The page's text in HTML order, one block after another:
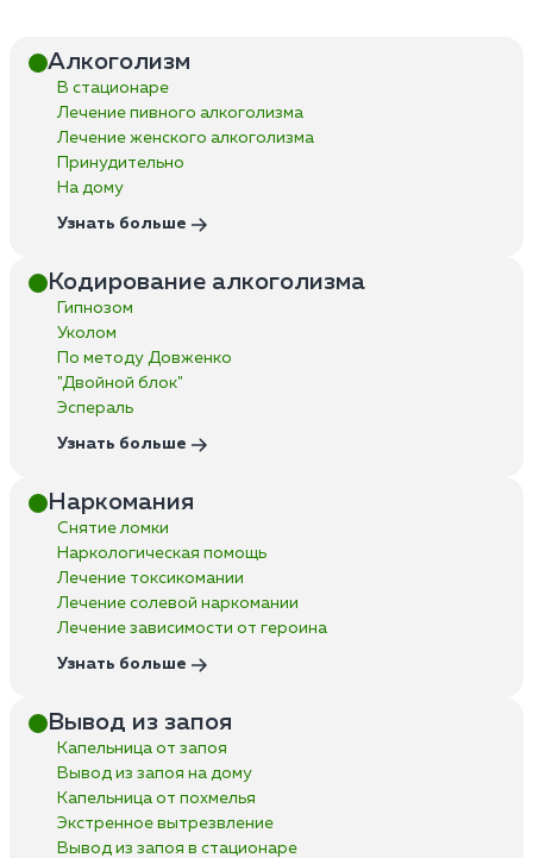
Алкоголизм
В стационаре
Лечение пивного алкоголизма
Лечение женского алкоголизма
Принудительно
На дому
Узнать больше
Кодирование алкоголизма
Гипнозом
Уколом
По методу Довженко
"Двойной блок"
Эспераль
Узнать больше
Наркомания
Снятие ломки
Наркологическая помощь
Лечение токсикомании
Лечение солевой наркомании
Лечение зависимости от героина
Узнать больше
Вывод из запоя
Капельница от запоя
Вывод из запоя на дому
Капельница от похмелья
Экстренное вытрезвление
Вывод из запоя в стационаре